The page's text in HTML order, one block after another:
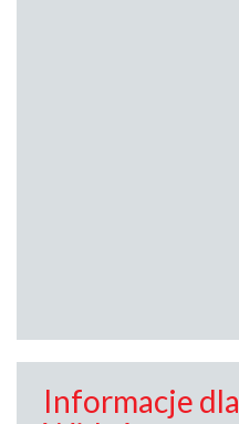
Informacje dla